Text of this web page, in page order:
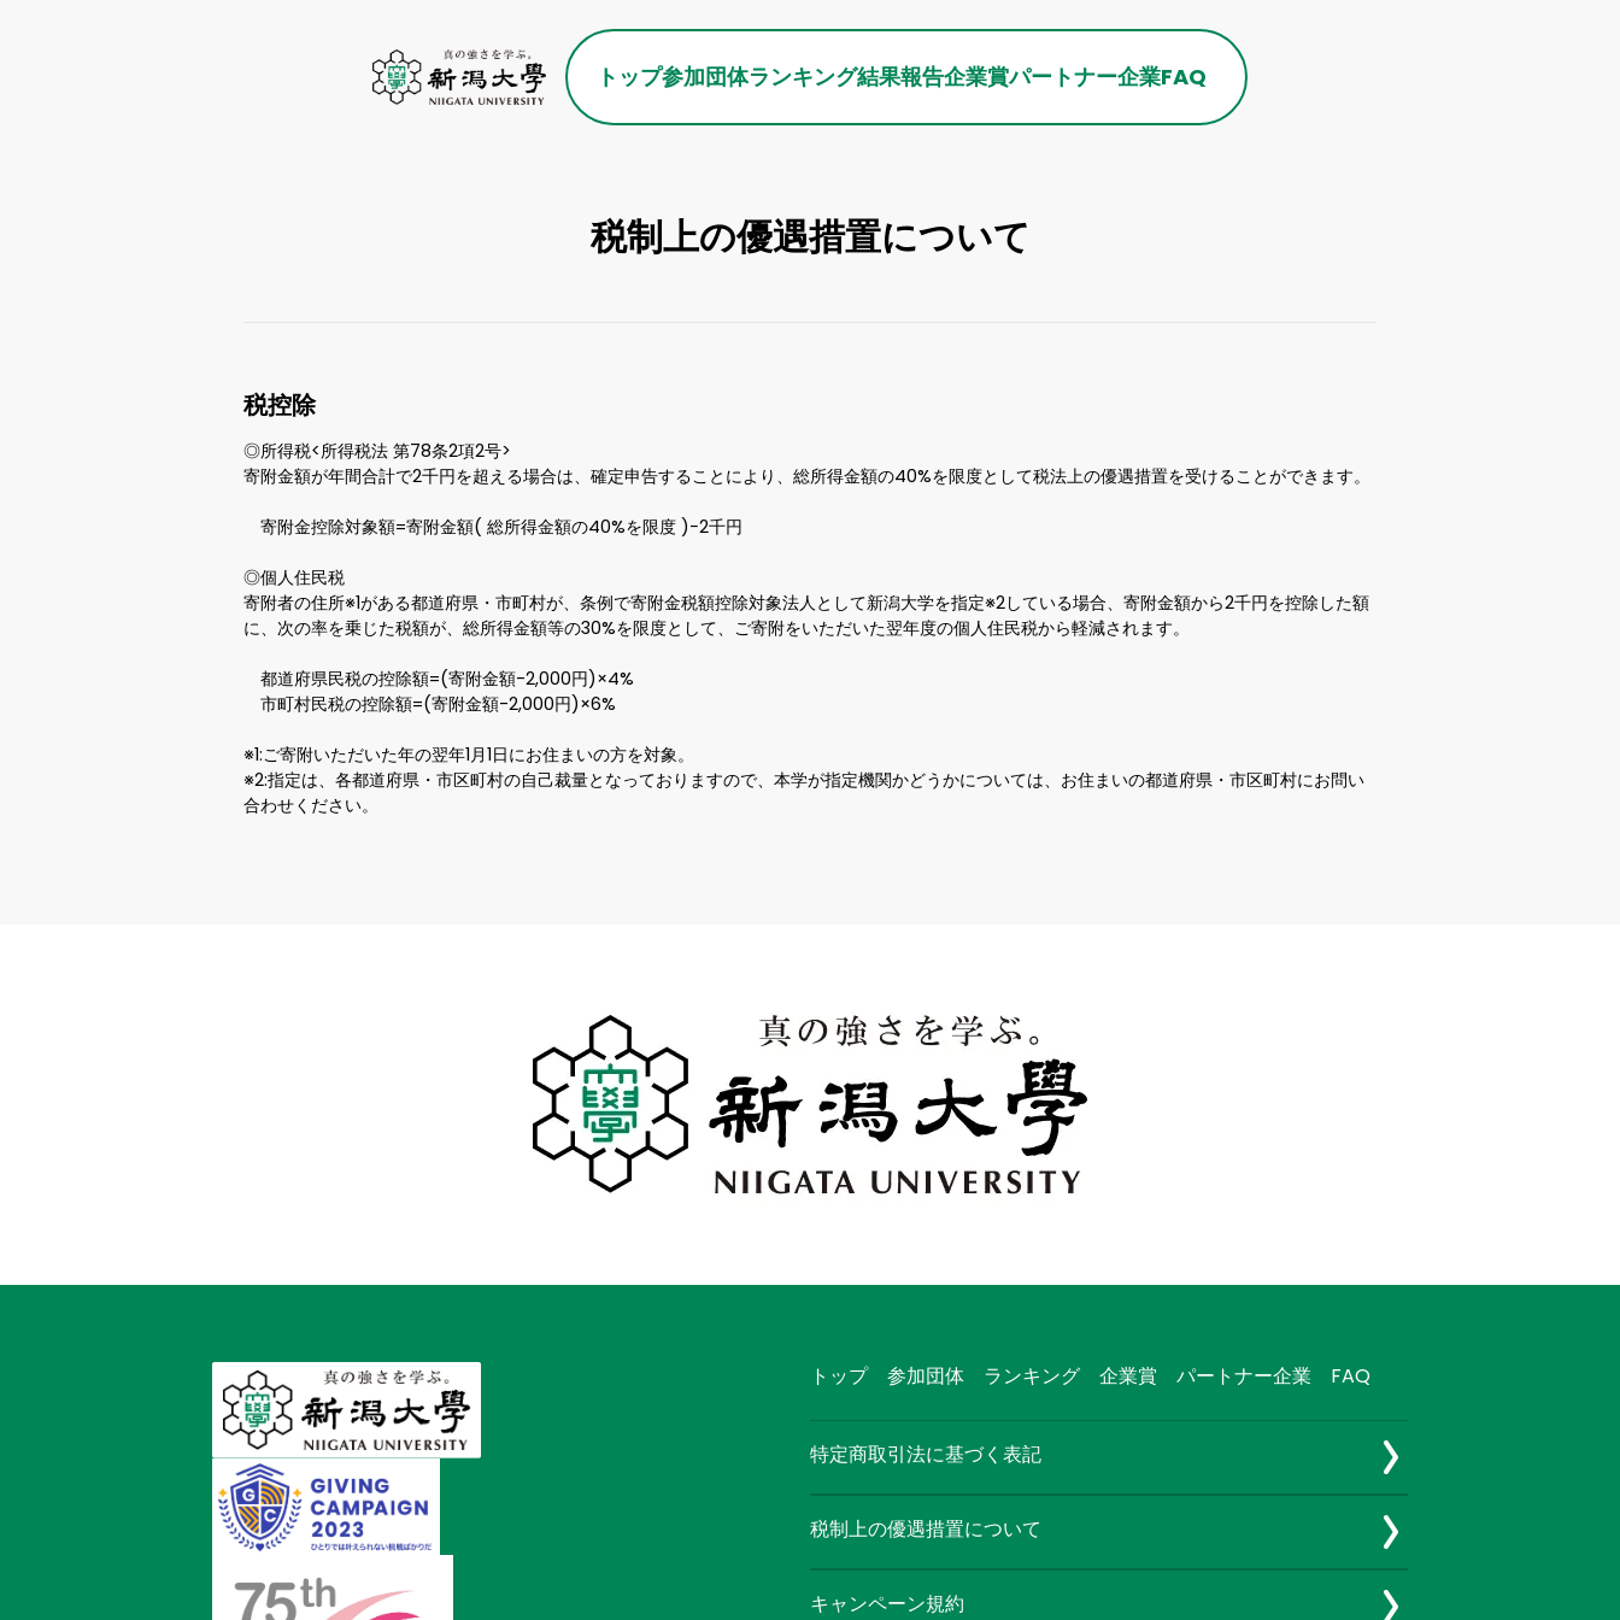
トップ参加団体ランキング結果報告企業賞パートナー企業FAQ
税制上の優遇措置について
税控除
◎所得税<所得税法 第78条2項2号>
寄附金額が年間合計で2千円を超える場合は、確定申告することにより、総所得金額の40%を限度として税法上の優遇措置を受けることができます。
寄附金控除対象額=寄附金額( 総所得金額の40%を限度 )−2千円
◎個人住民税
寄附者の住所※1がある都道府県・市町村が、条例で寄附金税額控除対象法人として新潟大学を指定※2している場合、寄附金額から2千円を控除した額
に、次の率を乗じた税額が、総所得金額等の30%を限度として、ご寄附をいただいた翌年度の個人住民税から軽減されます。
都道府県民税の控除額=(寄附金額-2,000円)×4%
市町村民税の控除額=(寄附金額-2,000円)×6%
※1:ご寄附いただいた年の翌年1月1日にお住まいの方を対象。
※2:指定は、各都道府県・市区町村の自己裁量となっておりますので、本学が指定機関かどうかについては、お住まいの都道府県・市区町村にお問い
合わせください。
トップ 参加団体 ランキング 企業賞 パートナー企業 FAQ
特定商取引法に基づく表記
税制上の優遇措置について
キャンペーン規約